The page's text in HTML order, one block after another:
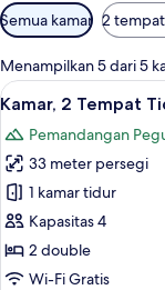
Filter
tersedia
untuk
kamar
Semua kamar 2
Menampilkan 5 dari 5
Lihat
semua
foto
untuk
Kamar,
2
Tempat
Tidur
7
Kamar, 2 Tempat
Pemandangan
33 meter persegi
1 kamar tidur
Kapasitas 4
2 double
Wi-Fi Gratis